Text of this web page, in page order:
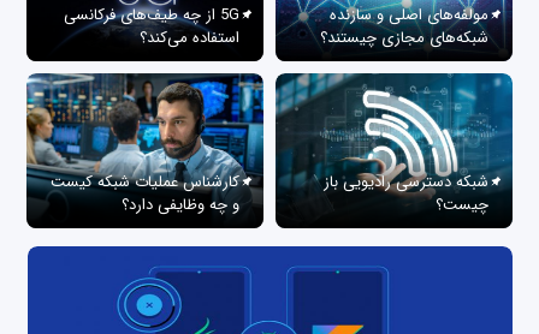
مولفه‌های اصلی و سازنده
شبکه‌های مجازی چیستند؟
5G از چه طیف‌های فرکانسی
استفاده می‌کند؟
شبکه دسترسی رادیویی باز
چیست؟
کارشناس عملیات شبکه کیست
و چه وظایفی دارد؟